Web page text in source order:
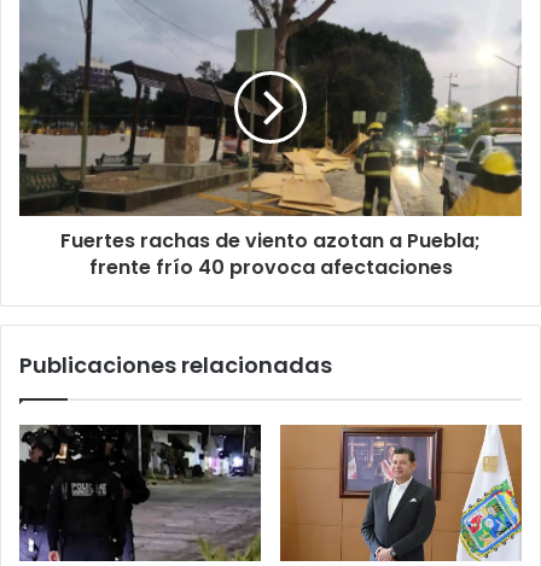
Fuertes rachas de viento azotan a Puebla;
frente frío 40 provoca afectaciones
Publicaciones relacionadas